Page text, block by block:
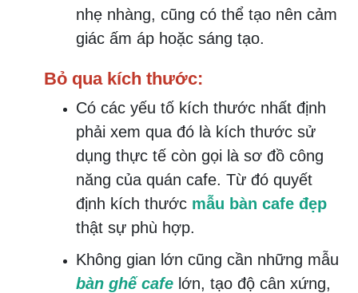
nhẹ nhàng, cũng có thể tạo nên cảm
giác ấm áp hoặc sáng tạo.
Bỏ qua kích thước:
Có các yếu tố kích thước nhất định
phải xem qua đó là kích thước sử
dụng thực tế còn gọi là sơ đồ công
năng của quán cafe. Từ đó quyết
định kích thước mẫu bàn cafe đẹp
thật sự phù hợp.
Không gian lớn cũng cần những mẫu
bàn ghế cafe lớn, tạo độ cân xứng,